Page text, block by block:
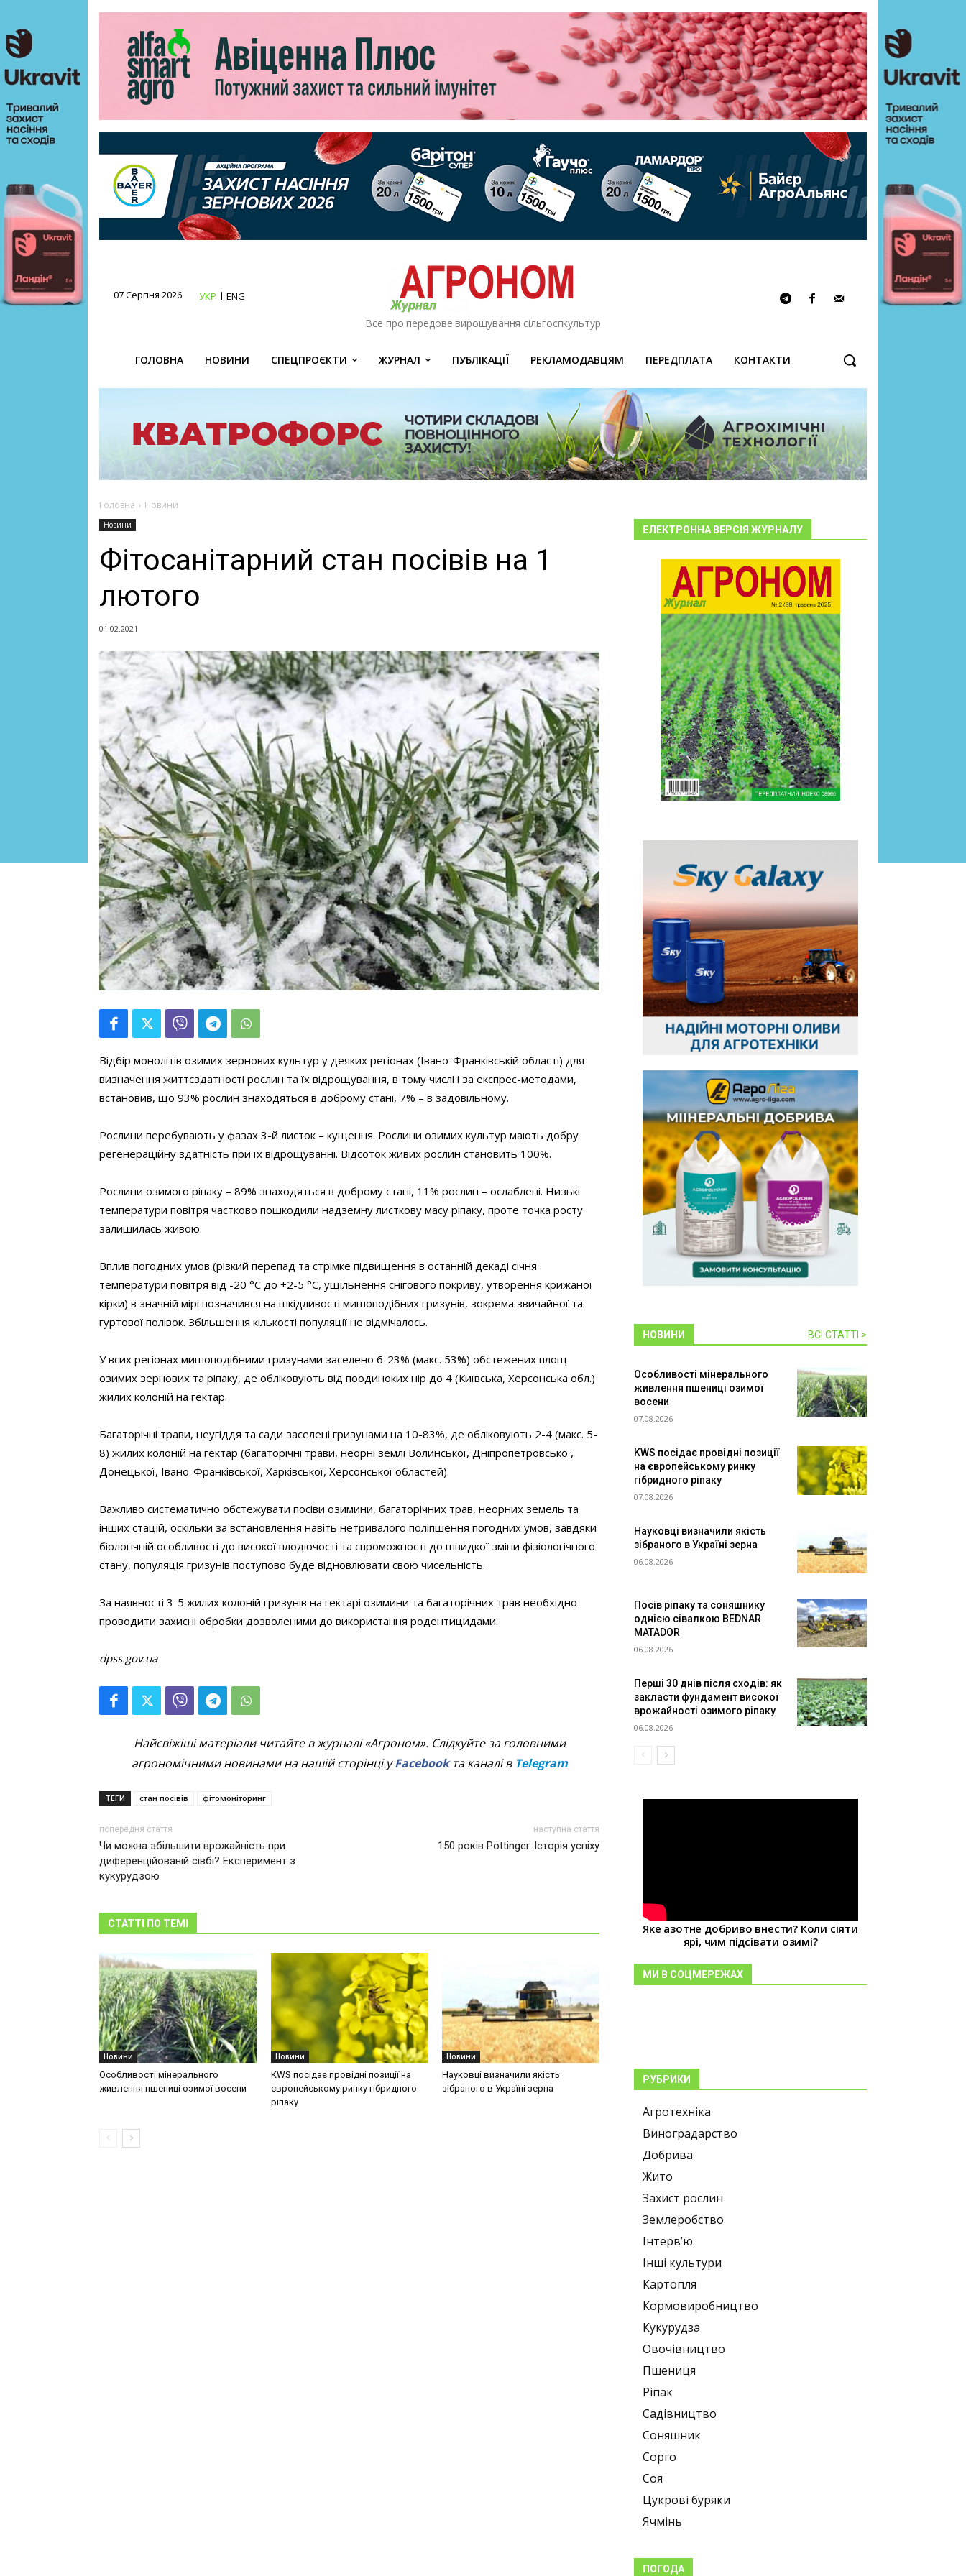
07 Серпня 2026 УКР ENG
Все про передове вирощування сільгоспкультур
ГОЛОВНА НОВИНИ СПЕЦПРОЄКТИ ЖУРНАЛ ПУБЛІКАЦІЇ РЕКЛАМОДАВЦЯМ ПЕРЕДПЛАТА КОНТАКТИ
Головна Новини
Новини
Фітосанітарний стан посівів на 1
лютого
01.02.2021
Відбір монолітів озимих зернових культур у деяких регіонах (Івано-Франківській області) для
визначення життєздатності рослин та їх відрощування, в тому числі і за експрес-методами,
встановив, що 93% рослин знаходяться в доброму стані, 7% – в задовільному.
Рослини перебувають у фазах 3-й листок – кущення. Рослини озимих культур мають добру
регенераційну здатність при їх відрощуванні. Відсоток живих рослин становить 100%.
Рослини озимого ріпаку – 89% знаходяться в доброму стані, 11% рослин – ослаблені. Низькі
температури повітря частково пошкодили надземну листкову масу ріпаку, проте точка росту
залишилась живою.
Вплив погодних умов (різкий перепад та стрімке підвищення в останній декаді січня
температури повітря від -20 °С до +2-5 °С, ущільнення снігового покриву, утворення крижаної
кірки) в значній мірі позначився на шкідливості мишоподібних гризунів, зокрема звичайної та
гуртової полівок. Збільшення кількості популяції не відмічалось.
У всих регіонах мишоподібними гризунами заселено 6-23% (макс. 53%) обстежених площ
озимих зернових та ріпаку, де обліковують від поодиноких нір до 4 (Київська, Херсонська обл.)
жилих колоній на гектар.
Багаторічні трави, неугіддя та сади заселені гризунами на 10-83%, де обліковують 2-4 (макс. 5-
8) жилих колоній на гектар (багаторічні трави, неорні землі Волинської, Дніпропетровської,
Донецької, Івано-Франківської, Харківської, Херсонської областей).
Важливо систематично обстежувати посіви озимини, багаторічних трав, неорних земель та
інших стацій, оскільки за встановлення навіть нетривалого поліпшення погодних умов, завдяки
біологічній особливості до високої плодючості та спроможності до швидкої зміни фізіологічного
стану, популяція гризунів поступово буде відновлювати свою чисельність.
За наявності 3-5 жилих колоній гризунів на гектарі озимини та багаторічних трав необхідно
проводити захисні обробки дозволеними до використання родентицидами.
dpss.gov.ua
Найсвіжіші матеріали читайте в журналі «Агроном». Слідкуйте за головними
агрономічними новинами на нашій сторінці уFacebookта каналі в Telegram
ТЕГИ стан посівів фітомоніторинг
попередня стаття
Чи можна збільшити врожайність при
диференційованій сівбі? Експеримент з
кукурудзою
наступна стаття
150 років Pöttinger. Історія успіху
СТАТТІ ПО ТЕМІ
Новини
Особливості мінерального
живлення пшениці озимої восени
Новини
KWS посідає провідні позиції на
європейському ринку гібридного
ріпаку
Новини
Науковці визначили якість
зібраного в Україні зерна
ЕЛЕКТРОННА ВЕРСІЯ ЖУРНАЛУ
НОВИНИ ВСІ СТАТТІ >
Особливості мінерального
живлення пшениці озимої
восени
07.08.2026
KWS посідає провідні позиції
на європейському ринку
гібридного ріпаку
07.08.2026
Науковці визначили якість
зібраного в Україні зерна
06.08.2026
Посів ріпаку та соняшнику
однією сівалкою BEDNAR
MATADOR
06.08.2026
Перші 30 днів після сходів: як
закласти фундамент високої
врожайності озимого ріпаку
06.08.2026
Яке азотне добриво внести? Коли сіяти
ярі, чим підсівати озимі?
МИ В СОЦМЕРЕЖАХ
РУБРИКИ
Агротехніка
Виноградарство
Добрива
Жито
Захист рослин
Землеробство
Інтерв’ю
Інші культури
Картопля
Кормовиробництво
Кукурудза
Овочівництво
Пшениця
Ріпак
Садівництво
Соняшник
Сорго
Соя
Цукрові буряки
Ячмінь
ПОГОДА